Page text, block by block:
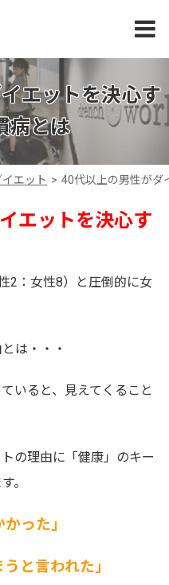
エットを決心す
病とは
イエット 40代以上の男性がダ
エットを決心す
2：女性8）と圧倒的に女
は・・・
いると、見えてくること
の理由に「健康」のキー
。
った」
と言われた」